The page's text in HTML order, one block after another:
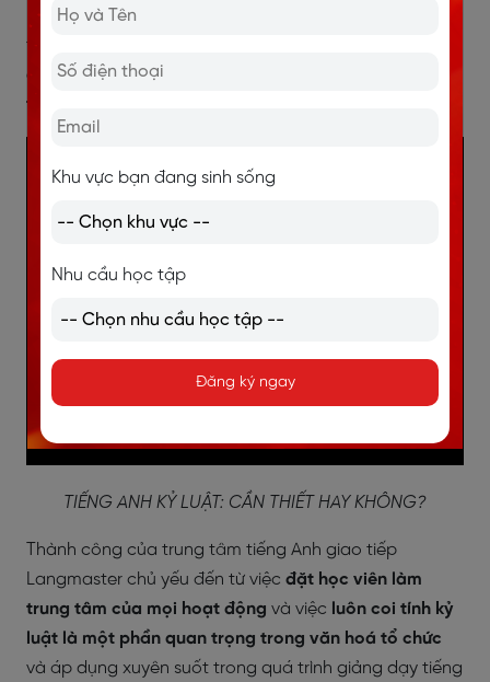
Năm 2021 vừa qua, Langmaster vinh dự nhận giải
thưởng
đào tạo tiếng Anh ứng dụng phương pháp NLP
trình ngôn ngữ tư duy).
TIẾNG ANH KỶ LUẬT: CẦN THIẾT HAY KHÔNG?
Thành công của trung tâm tiếng Anh giao tiếp
Langmaster chủ yếu đến từ việc đặt học viên làm
trung tâm của mọi hoạt động và việc luôn coi tính kỷ
luật là một phần quan trọng trong văn hoá tổ chức
và áp dụng xuyên suốt trong quá trình giảng dạy tiếng
Khu vực bạn đang sinh sống
Nhu cầu học tập
Đăng ký ngay